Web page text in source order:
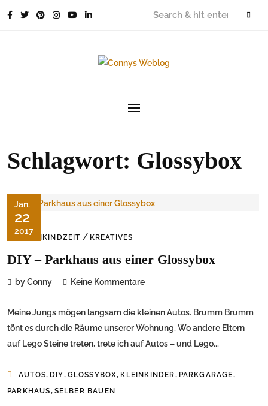
Schlagwort: Glossybox
Jan.
22
2017
KLEINKINDZEIT / KREATIVES
DIY – Parkhaus aus einer Glossybox
by Conny Keine Kommentare
Meine Jungs mögen langsam die kleinen Autos. Brumm Brumm
tönt es durch die Räume unserer Wohnung. Wo andere Eltern
auf Lego Steine treten, trete ich auf Autos – und Lego...
AUTOS, DIY, GLOSSYBOX, KLEINKINDER, PARKGARAGE,
PARKHAUS, SELBER BAUEN